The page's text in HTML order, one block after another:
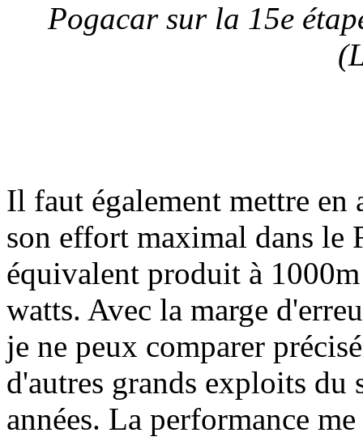
Pogacar sur la 15e
Il faut également mettre
son effort maximal dans le
équivalent produit à
watts. Avec la marge
je ne peux comparer
d'autres grands exploits du
années. La performance